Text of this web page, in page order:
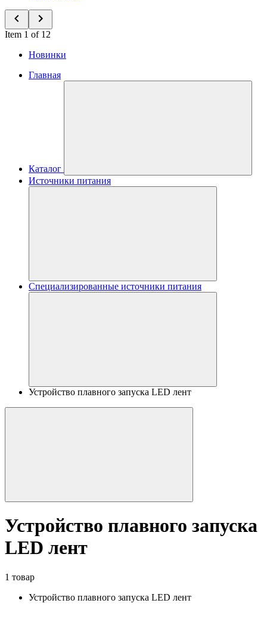
Item 1 of 12
Новинки
Главная
Каталог
Источники питания
Специализированные источники питания
Устройство плавного запуска LED лент
Устройство плавного запуска
LED лент
1 товар
Устройство плавного запуска LED лент